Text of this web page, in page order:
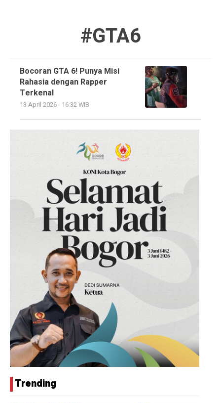
#GTA6
Bocoran GTA 6! Punya Misi
Rahasia dengan Rapper
Terkenal
13 April 2026 - 16:32 WIB
Trending